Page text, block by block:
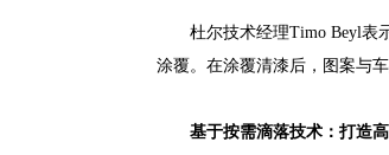
杜尔技术经理Timo Beyl表
涂覆。在涂覆清漆后，图案与
基于按需滴落技术：打造